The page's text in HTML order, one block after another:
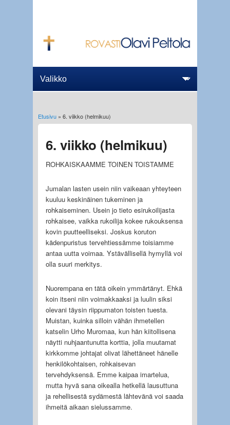
Olet täällä
Etusivu» 6. viikko (helmikuu)
6. viikko (helmikuu)
ROHKAISKAAMME TOINEN TOISTAMME
Jumalan lasten usein niin vaikeaan yhteyteen
kuuluu keskinäinen tukeminen ja
rohkaiseminen. Usein jo tieto esirukoilijasta
rohkaisee, vaikka rukoilija kokee rukouksensa
kovin puutteelliseksi. Joskus koruton
kädenpuristus tervehtiessämme toisiamme
antaa uutta voimaa. Ystävällisellä hymyllä voi
olla suuri merkitys.
Nuorempana en tätä oikein ymmärtänyt. Ehkä
koin itseni niin voimakkaaksi ja luulin siksi
olevani täysin riippumaton toisten tuesta.
Muistan, kuinka silloin vähän ihmetellen
katselin Urho Muromaa, kun hän kiitollisena
näytti nuhjaantunutta korttia, jolla muutamat
kirkkomme johtajat olivat lähettäneet hänelle
henkilökohtaisen, rohkaisevan
tervehdyksensä. Emme kaipaa imartelua,
mutta hyvä sana oikealla hetkellä lausuttuna
ja rehellisestä sydämestä lähtevänä voi saada
ihmeitä aikaan sielussamme.